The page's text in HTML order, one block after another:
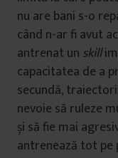
nu are bani s-o
când n-ar fi avut
antrenat un skill
capacitatea de a
secundă,
nevoie să ruleze
și să fie mai
antrenează tot pe